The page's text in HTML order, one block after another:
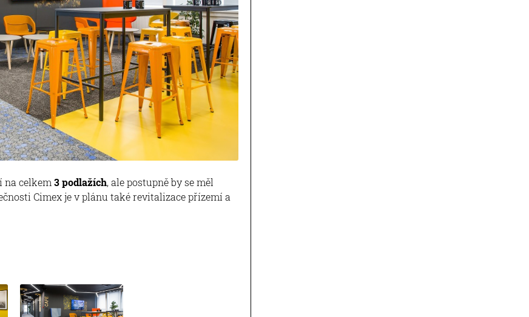
na celkem3 podlažích, ale postupně by se měl
Cimex je v plánu také revitalizace přízemí a